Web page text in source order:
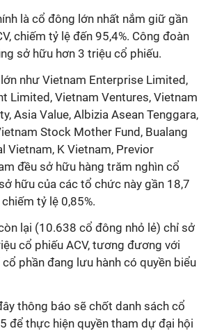
là cổ đông lớn nhất nắm giữ gần
chiếm tỷ lệ đến 95,4%. Công đoàn
sở hữu hơn 3 triệu cổ phiếu.
như Vietnam Enterprise Limited,
Limited, Vietnam Ventures, Vietnam
Asia Value, Albizia Asean Tenggara,
Stock Mother Fund, Bualang
Vietnam, K Vietnam, Previor
đều sở hữu hàng trăm nghìn cổ
hữu của các tổ chức này gần 18,7
tỷ lệ 0,85%.
lại (10.638 cổ đông nhỏ lẻ) chỉ sở
cổ phiếu ACV, tương đương với
phần đang lưu hành có quyền biểu
thông báo sẽ chốt danh sách cổ
để thực hiện quyền tham dự đại hội